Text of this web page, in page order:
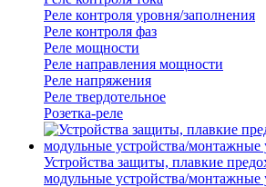
Реле контроля уровня/заполнения
Реле контроля фаз
Реле мощности
Реле направления мощности
Реле напряжения
Реле твердотельное
Розетка-реле
Устройства защиты, плавкие
модульные устройства/монтажные